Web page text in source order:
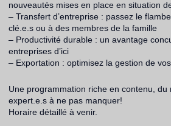
nouveautés mises en place en situation
– Transfert d’entreprise : passez le
clé.e.s ou à des membres de la famille
– Productivité durable : un avantage
entreprises d’ici
– Exportation : optimisez la gestion de
Une programmation riche en contenu, du
expert.e.s à ne pas manquer!
Horaire détaillé à venir.